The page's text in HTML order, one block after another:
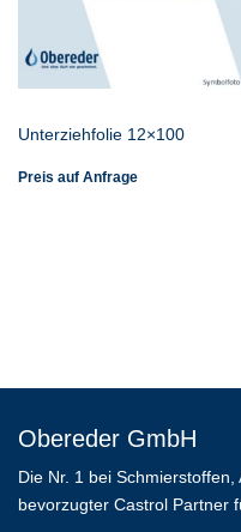
Unterziehfolie 12×100
Preis auf Anfrage
Obereder GmbH
Die Nr. 1 bei Schmierstoffen,
bevorzugter Castrol Partner